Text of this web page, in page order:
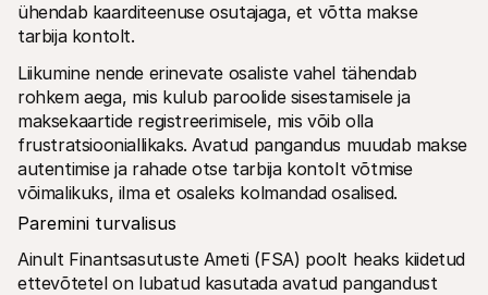
ühendab kaarditeenuse osutajaga, et võtta makse
tarbija kontolt.
Liikumine nende erinevate osaliste vahel tähendab
rohkem aega, mis kulub paroolide sisestamisele ja
maksekaartide registreerimisele, mis võib olla
frustratsiooniallikaks. Avatud pangandus muudab makse
autentimise ja rahade otse tarbija kontolt võtmise
võimalikuks, ilma et osaleks kolmandad osalised.
Paremini turvalisus
Ainult Finantsasutuste Ameti (FSA) poolt heaks kiidetud
ettevõtetel on lubatud kasutada avatud pangandust